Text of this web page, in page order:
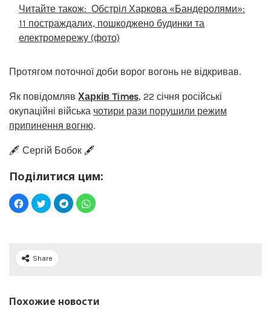
Читайте також: Обстріл Харкова «Бандеролями»:
11 постраждалих, пошкоджено будинки та
електромережу (фото)
Протягом поточної доби ворог вогонь не відкривав.
Як повідомляв Харків Times, 22 січня російські
окупаційні війська чотири рази порушили режим
припинення вогню.
🖋️ Сергій Бобок 🖋️
Поділитися цим:
Share
Похожие новости